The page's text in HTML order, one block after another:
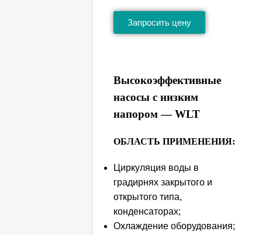
Запросить цену
Высокоэффективные
насосы с низким
напором — WLT
ОБЛАСТЬ ПРИМЕНЕНИЯ:
Циркуляция воды в
градирнях закрытого и
открытого типа,
конденсаторах;
Охлаждение оборудования;